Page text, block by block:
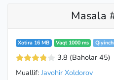
Masala
Xotira 16 MB Vaqt 1000 ms
3.8 (Baholar 45)
Muallif: Javohir Xoldorov